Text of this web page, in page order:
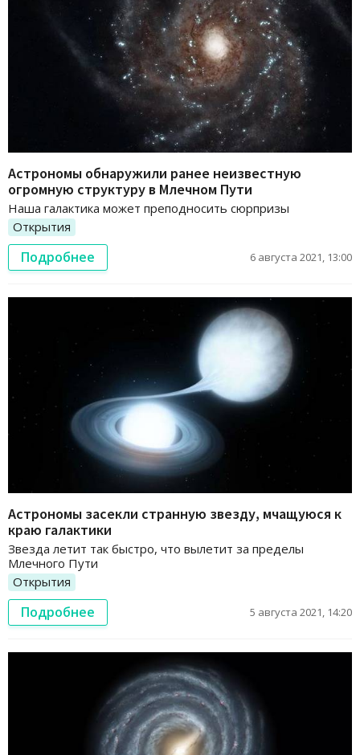
Астрономы обнаружили ранее неизвестную
огромную структуру в Млечном Пути
Наша галактика может преподносить сюрпризы
Открытия
Подробнее 6 августа 2021, 13:00
Астрономы засекли странную звезду, мчащуюся к
краю галактики
Звезда летит так быстро, что вылетит за пределы
Млечного Пути
Открытия
Подробнее 5 августа 2021, 14:20